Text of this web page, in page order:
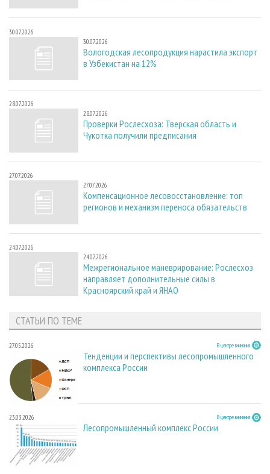
30.07.2026
30.07.2026
Вологодская лесопродукция нарастила экспорт
в Узбекистан на 12%
28.07.2026
28.07.2026
Проверки Рослесхоза: Тверская область и
Чукотка получили предписания
27.07.2026
27.07.2026
Компенсационное лесовосстановление: топ
регионов и механизм переноса обязательств
24.07.2026
24.07.2026
Межрегиональное маневрирование: Рослесхоз
направляет дополнительные силы в
Красноярский край и ЯНАО
СТАТЬИ ПО ТЕМЕ
27.05.2026 В центре внимания
Тенденции и перспективы лесопромышленного
комплекса России
23.03.2026 В центре внимания
Лесопромышленный комплекс России